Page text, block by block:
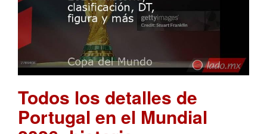
Todos los detalles de
Portugal en el Mundial